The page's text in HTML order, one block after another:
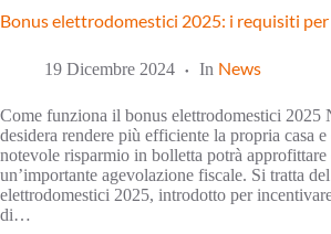
Bonus elettrodomestici 2025: i requisiti
19 Dicembre 2024 In News
Come funziona il bonus elettrodomestici 2025
desidera rendere più efficiente la propria casa e
notevole risparmio in bolletta potrà approfittare
un’importante agevolazione fiscale. Si tratta
elettrodomestici 2025, introdotto per
di…